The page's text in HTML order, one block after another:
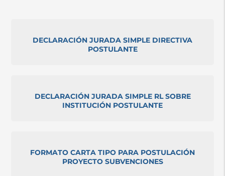
DECLARACIÓN JURADA SIMPLE DIRECTIVA
POSTULANTE
DECLARACIÓN JURADA SIMPLE RL SOBRE
INSTITUCIÓN POSTULANTE
FORMATO CARTA TIPO PARA POSTULACIÓN
PROYECTO SUBVENCIONES